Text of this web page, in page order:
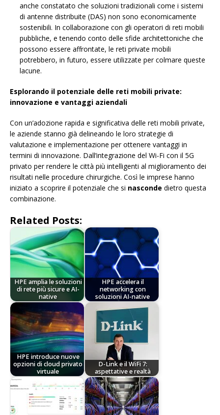
anche constatato che soluzioni tradizionali come i sistemi
di antenne distribuite (DAS) non sono economicamente
sostenibili. In collaborazione con gli operatori di reti mobili
pubbliche, e tenendo conto delle sfide architettoniche che
possono essere affrontate, le reti private mobili
potrebbero, in futuro, essere utilizzate per colmare queste
lacune.
Esplorando il potenziale delle reti mobili private:
innovazione e vantaggi aziendali
Con un’adozione rapida e significativa delle reti mobili private,
le aziende stanno già delineando le loro strategie di
valutazione e implementazione per ottenere vantaggi in
termini di innovazione. Dall’integrazione del Wi-Fi con il 5G
privato per rendere le città più intelligenti al miglioramento dei
risultati nelle procedure chirurgiche. Così le imprese hanno
iniziato a scoprire il potenziale che si nasconde dietro questa
combinazione.
Related Posts:
HPE amplia le soluzioni
di rete più sicure e AI-
native
HPE accelera il
networking con
soluzioni AI-native
HPE introduce nuove
opzioni di cloud privato
virtuale
D-Link e il WiFi 7:
aspettative e realtà